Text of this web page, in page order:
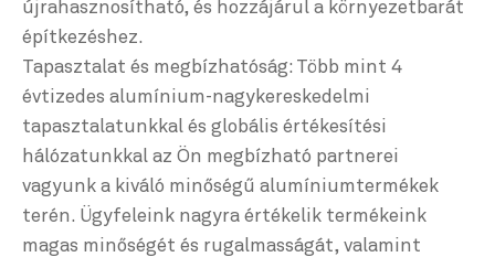
újrahasznosítható, és hozzájárul a környezetbarát
építkezéshez.
Tapasztalat és megbízhatóság: Több mint 4
évtizedes alumínium-nagykereskedelmi
tapasztalatunkkal és globális értékesítési
hálózatunkkal az Ön megbízható partnerei
vagyunk a kiváló minőségű alumíniumtermékek
terén. Ügyfeleink nagyra értékelik termékeink
magas minőségét és rugalmasságát, valamint